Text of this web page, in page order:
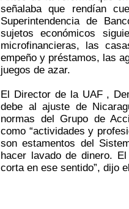
señalaba que rendían
Superintendencia de
sujetos económicos
microfinancieras, las
empeño y préstamos, las
juegos de azar.
El Director de la UAF ,
debe al ajuste de
normas del Grupo de
como “actividades y
son estamentos del
hacer lavado de dinero.
corta en ese sentido”, dijo